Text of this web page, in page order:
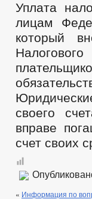
Уплата
лицам
который
своего
вправе
счет своих
« Информация по